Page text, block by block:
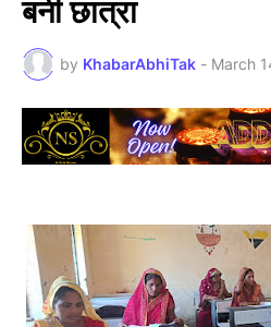
बनी छात्रा
by KhabarAbhiTak - March